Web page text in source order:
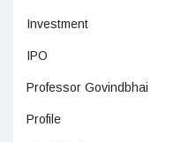
Investment
IPO
Professor Govindbhai
Profile